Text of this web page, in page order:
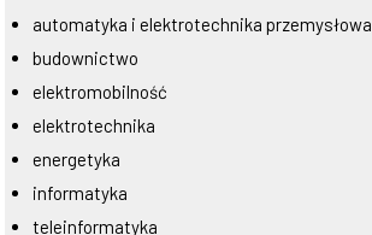
automatyka i elektrotechnika przemysłowa
budownictwo
elektromobilność
elektrotechnika
energetyka
informatyka
teleinformatyka